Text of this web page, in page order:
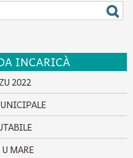
INCARICÀ
2022
MARE